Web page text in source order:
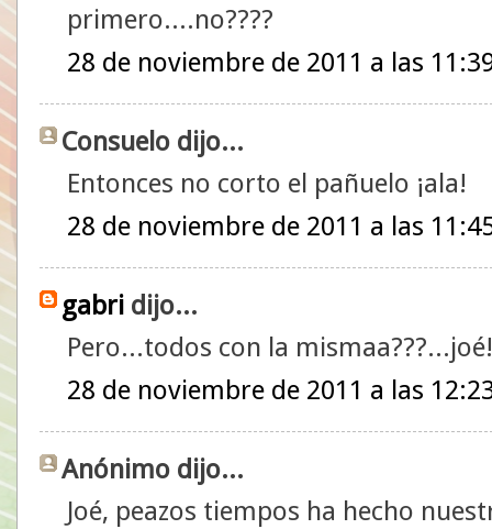
primero....no????
28 de noviembre de 2011 a las
Consuelo dijo...
Entonces no corto el pañuelo ¡ala!
28 de noviembre de 2011 a las
gabri dijo...
Pero...todos con la
28 de noviembre de 2011 a las
Anónimo dijo...
Joé, peazos tiempos ha hecho